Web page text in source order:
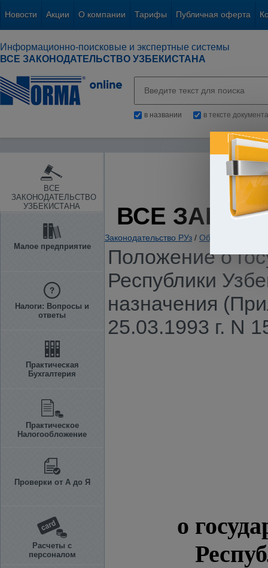
Новости Акции О компании Тарифы Публичная оферта
Информационно-поисковые и экспертные системы
ВСЕ ЗАКОНОДАТЕЛЬСТВО УЗБЕКИСТАНА
в названии в тексте документа
ВСЕ
ЗАКОНОДАТЕЛЬСТВО
УЗБЕКИСТАНА
Малое предприятие
Налоги: Вопросы и
ответы
Практическая
Бухгалтерия
Практическое
Налогообложение
Проверки от А до Я
Расчеты с
персоналом
ВСЕ
Законодательство РУз / Образование.
Положение о
Республики
назначения
25.03.1993 г. N
о